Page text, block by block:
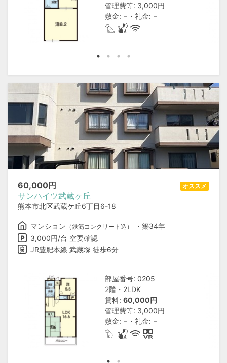
管理費等: 3,000円
敷金: −・礼金: −
60,000円
サンハイツ武蔵ヶ丘
熊本市北区武蔵ケ丘6丁目6-18
オススメ
マンション （鉄筋コンクリート造）
・築34年
3,000円/台 空要確認
JR豊肥本線 武蔵塚 徒歩6分
部屋番号: 0205
2階・2LDK
賃料: 60,000円
管理費等: 3,000円
敷金: −・礼金: −